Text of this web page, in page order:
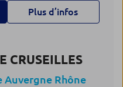
Plus d’infos
CRUSEILLES
Auvergne Rhône